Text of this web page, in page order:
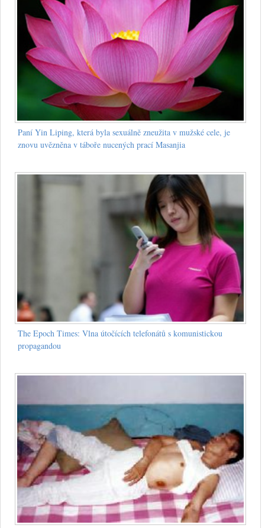
Paní Yin Liping, která byla sexuálně zneužita v mužské cele, je
znovu uvězněna v táboře nucených prací Masanjia
The Epoch Times: Vlna útočících telefonátů s komunistickou
propagandou